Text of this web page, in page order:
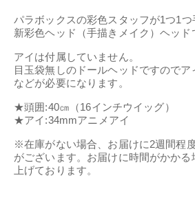
パラボックスの彩色スタッフが1つ1
新彩色ヘッド（手描きメイク）ヘッド
アイは付属していません。
目玉袋無しのドールヘッドですので
などが必要になります。
★頭囲:40㎝（16インチウイッグ）
★アイ:34mmアニメアイ
※在庫がない場合、お届けに2週間程
がございます。お届けに時間がかかる
上げております。